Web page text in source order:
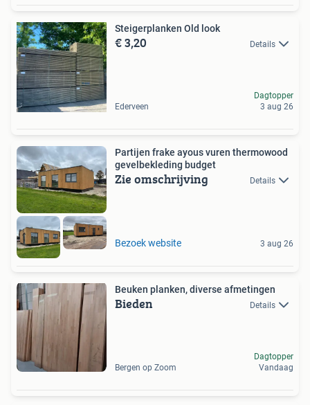
Steigerplanken Old look
€ 3,20 Details
Ederveen
Dagtopper
3 aug 26
Partijen frake ayous vuren thermowood
gevelbekleding budget
Zie omschrijving Details
Bezoek website 3 aug 26
Beuken planken, diverse afmetingen
Bieden Details
Bergen op Zoom
Dagtopper
Vandaag